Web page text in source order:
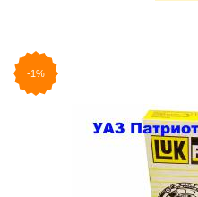
-1%